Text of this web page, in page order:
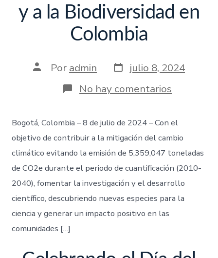
y a la Biodiversidad en
Colombia
Por admin
julio 8, 2024
No hay comentarios
Bogotá, Colombia – 8 de julio de 2024 – Con el
objetivo de contribuir a la mitigación del cambio
climático evitando la emisión de 5,359,047 toneladas
de CO2e durante el periodo de cuantificación (2010-
2040), fomentar la investigación y el desarrollo
científico, descubriendo nuevas especies para la
ciencia y generar un impacto positivo en las
comunidades […]